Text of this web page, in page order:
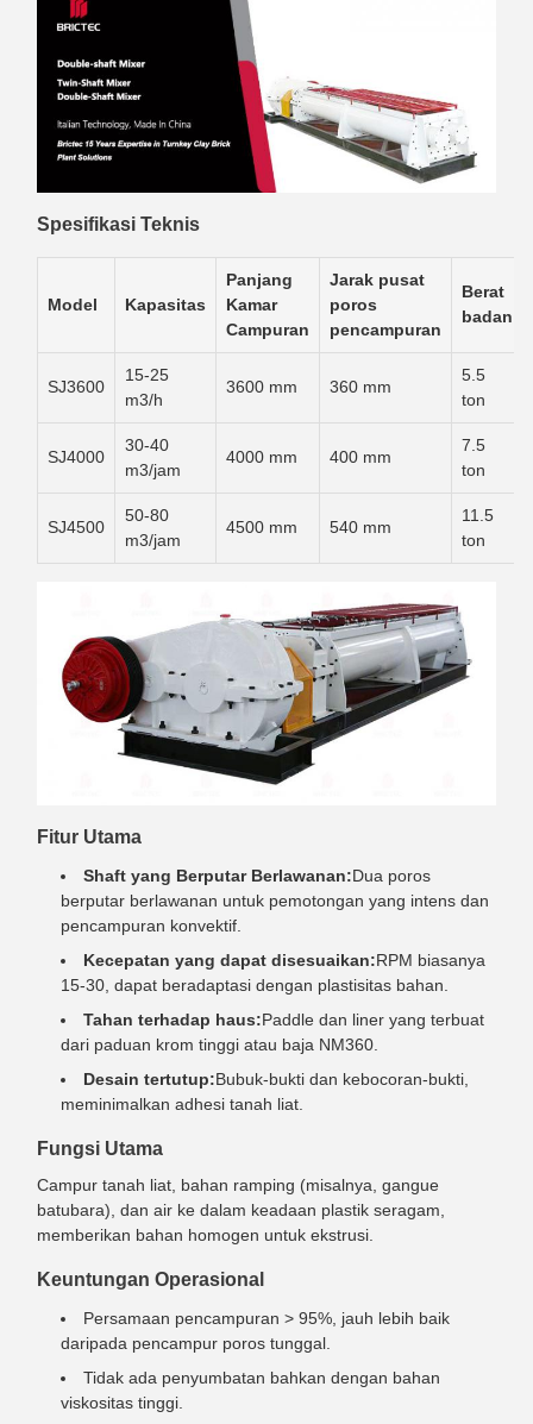
Spesifikasi Teknis
Model Kapasitas
Panjang
Kamar
Campuran
Jarak pusat
poros
pencampuran
Berat
badan
SJ3600
15-25
m3/h
3600 mm 360 mm
5.5
ton
SJ4000
30-40
m3/jam
4000 mm 400 mm
7.5
ton
SJ4500
50-80
m3/jam
4500 mm 540 mm
11.5
ton
Fitur Utama
Shaft yang Berputar Berlawanan:Dua poros
berputar berlawanan untuk pemotongan yang intens dan
pencampuran konvektif.
Kecepatan yang dapat disesuaikan:RPM biasanya
15-30, dapat beradaptasi dengan plastisitas bahan.
Tahan terhadap haus:Paddle dan liner yang terbuat
dari paduan krom tinggi atau baja NM360.
Desain tertutup:Bubuk-bukti dan kebocoran-bukti,
meminimalkan adhesi tanah liat.
Fungsi Utama
Campur tanah liat, bahan ramping (misalnya, gangue
batubara), dan air ke dalam keadaan plastik seragam,
memberikan bahan homogen untuk ekstrusi.
Keuntungan Operasional
Persamaan pencampuran > 95%, jauh lebih baik
daripada pencampur poros tunggal.
Tidak ada penyumbatan bahkan dengan bahan
viskositas tinggi.